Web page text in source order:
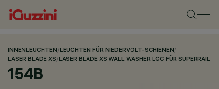
INNENLEUCHTEN/LEUCHTEN FÜR NIEDERVOLT-SCHIENEN/
LASER BLADE XS/LASER BLADE XS WALL WASHER LGC FÜR SUPERRAIL
154B